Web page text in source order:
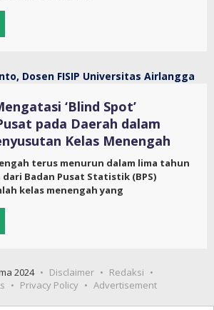
‘Blind Spot’
pada Daerah dalam
Kelas Menengah
terus menurun dalam lima tahun
Badan Pusat Statistik (BPS)
kelas menengah yang
2024 Disclaimer
Redaksi
Privacy Policy Advertisement